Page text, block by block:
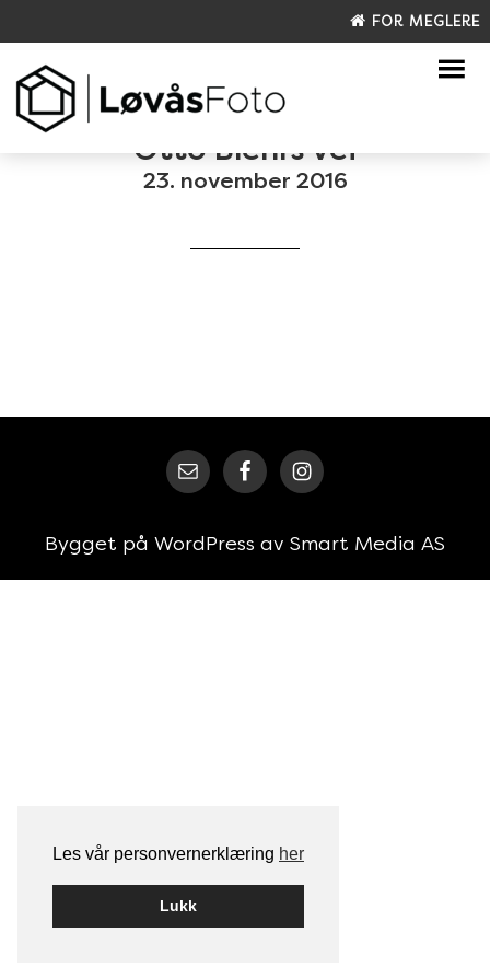
Les vår personvernerklæring her
Lukk
FOR MEGLERE
Otto Blehrs vei
23. november 2016
Bygget på WordPress av Smart Media AS